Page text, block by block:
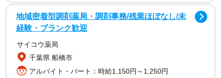
葉付き大根は、鮮度を保つためにすぐ葉を切り落
として！
地域密着型調剤薬局・調剤事務/残業ほぼなし/未
経験・ブランク歓迎
サイコウ薬局
千葉県 船橋市
アルバイト・パート：時給1,150円～1,250円